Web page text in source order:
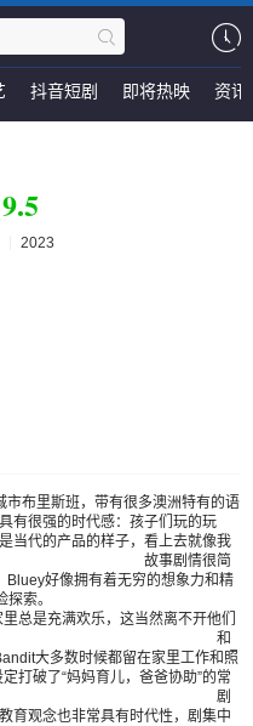
抖音短剧 即将热映 资讯
9.5
2023
市布里斯班，带有很多澳洲特有的语
有很强的时代感：孩子们玩的玩
当代的产品的样子，看上去就像我
。 故事剧情很简
好像拥有着无穷的想象力和精
妹妹Bingo冒险探索。
是充满欢乐，这当然离不开他们
的家庭教育。 和
大多数时候都留在家里工作和照
打破了“妈妈育儿，爸爸协助”的常
的一大亮点。 剧
育观念也非常具有时代性，剧集中